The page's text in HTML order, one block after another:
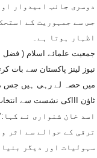
دوسری جانب امیدوار
جس سے جمہوریت کے
اظہار ہوتا ہے۔
جمعیت علمائے اسلام ( فضل
نیوز لینز پاکستان سے بات
ٹاؤن IIIکی نشست سے انتخاب لڑ رہے ہیں۔انہوں نے کہا کہ جے یو آئی (ف) نے صوبہ بھر میں 61امیدوار نامزد کیے ہیں۔
اسد خان شنواری نے
ترقی کے حوالے سے اثر
سہولیات اور دیگر